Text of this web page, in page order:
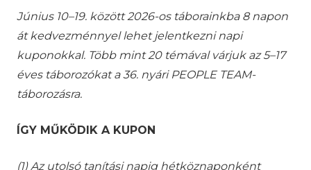
Június 10–19. között 2026-os táborainkba 8 napon
át kedvezménnyel lehet jelentkezni napi
kuponokkal. Több mint 20 témával várjuk az 5–17
éves táborozókat a 36. nyári PEOPLE TEAM-
táborozásra.
ÍGY MŰKÖDIK A KUPON
(1) Az utolsó tanítási napig hétköznaponként